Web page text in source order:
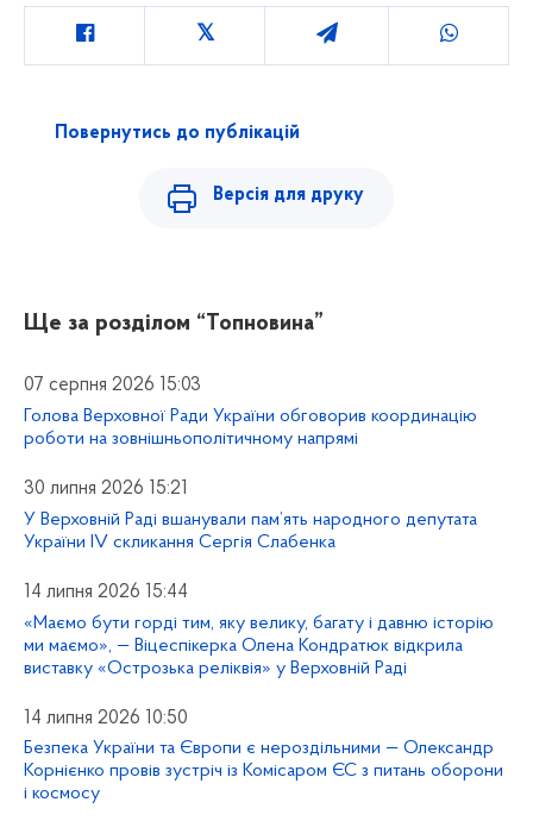
Повернутись до публікацій
Версія для друку
Ще за розділом “Топновина”
07 серпня 2026 15:03
Голова Верховної Ради України обговорив координацію
роботи на зовнішньополітичному напрямі
30 липня 2026 15:21
У Верховній Раді вшанували пам’ять народного депутата
України IV скликання Сергія Слабенка
14 липня 2026 15:44
«Маємо бути горді тим, яку велику, багату і давню історію
ми маємо», — Віцеспікерка Олена Кондратюк відкрила
виставку «Острозька реліквія» у Верховній Раді
14 липня 2026 10:50
Безпека України та Європи є нероздільними — Олександр
Корнієнко провів зустріч із Комісаром ЄС з питань оборони
і космосу